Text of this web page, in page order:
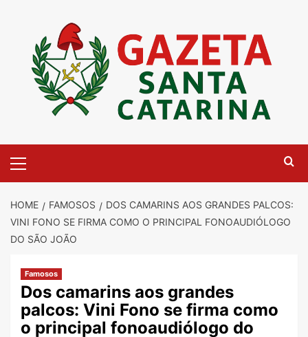
content
Menu
HOME FAMOSOS
DOS CAMARINS AOS GRANDES PALCOS:
VINI FONO SE FIRMA COMO O PRINCIPAL FONOAUDIÓLOGO
DO SÃO JOÃO
Famosos
Dos camarins aos grandes
palcos: Vini Fono se firma como
o principal fonoaudiólogo do